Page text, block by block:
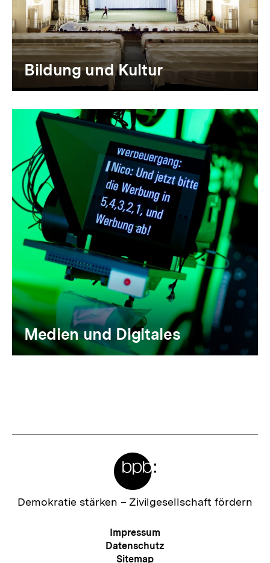
Bildung und Kultur
Medien und Digitales
Zur
Demokratie stärken – Zivilgesellschaft fördern
Meta-
Navigation
Impressum
Datenschutz
Sitemap